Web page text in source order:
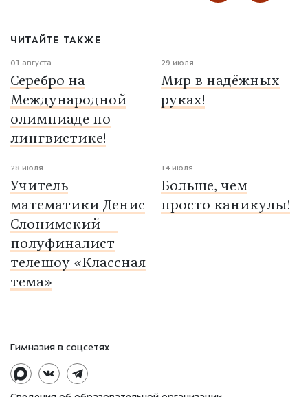
ЧИТАЙТЕ ТАКЖЕ
01 августа
Серебро на
Международной
олимпиаде по
лингвистике!
29 июля
Мир в надёжных
руках!
28 июля
Учитель
математики Денис
Слонимский —
полуфиналист
телешоу «Классная
тема»
14 июля
Больше, чем
просто каникулы!
Гимназия в соцсетях